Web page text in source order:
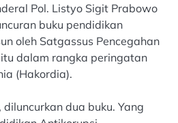
Pol. Listyo Sigit Prabowo
buku pendidikan
oleh Satgassus Pencegahan
dalam rangka peringatan
(Hakordia).
dua buku. Yang